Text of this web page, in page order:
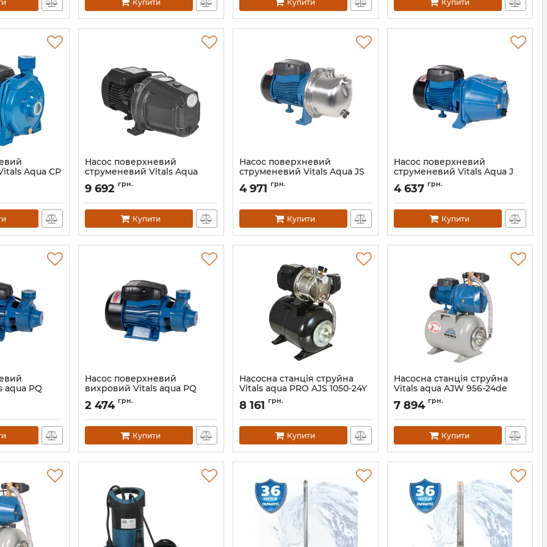
Купити Купити Купити
Aqua CP
Насос поверхневий
струменевий Vitals Aqua
PRO JW 15110Y
Артикул:
9 692 грн.
Купити
Насос поверхневий
струменевий Vitals Aqua JS
Артикул:
4 971 грн.
Купити
Насос поверхневий
струменевий Vitals Aqua J
Артикул:
4 637 грн.
Купити
aqua PQ
Насос поверхневий
вихровий Vitals aqua PQ
Артикул:
2 474 грн.
Купити
Насосна станція струйна
Vitals aqua PRO AJS 1050-24Y
Артикул: 148888
8 161 грн.
Купити
Насосна станція струйна
Vitals aqua AJW 956-24de
Артикул: 123155
7 894 грн.
Купити